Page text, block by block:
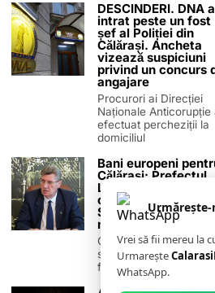
27 noiembrie 2024
Vești bune pentru șoferi! Aplicația
redevenit funcțională
TERMENI ȘI CONDIȚII
PUBLICITATE ONLINE & TIPĂRITĂ
ZIARUL ANUNȚUL
Vrei să fii mereu la
Urmarește
WhatsApp.
DESCINDERI. DNA a
intrat peste un fost
șef al Poliției din
Călărași. Ancheta
vizează suspiciuni
privind un concurs
angajare
Procurori ai Direcției
Naționale Anticorupție
efectuat percheziții la
domiciliul
Bani europeni
Călărași: Prefectul
Laurențiu State
colaborarea cu ADR
Sud-Muntenia
noi finanțări
Călărașul se
să intre pe harta
finanțărilor europene,